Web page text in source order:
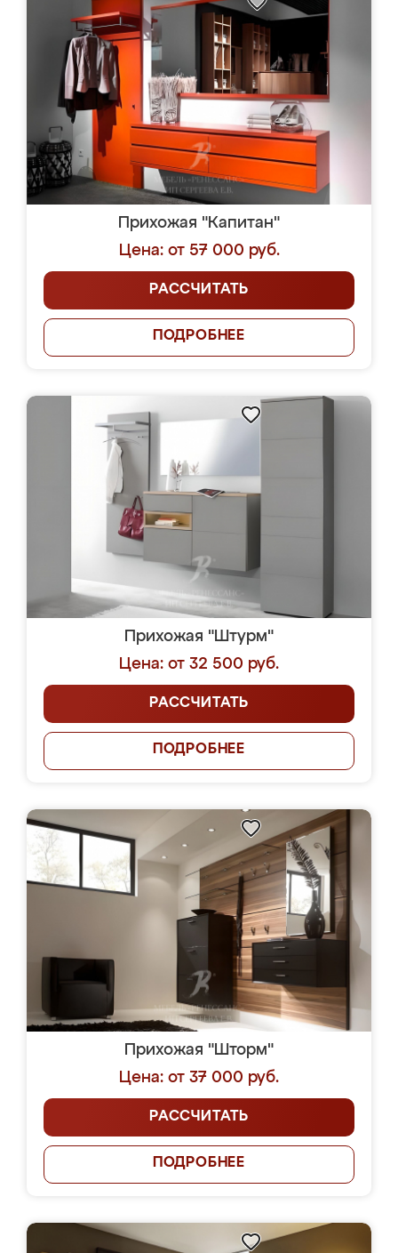
Прихожая "Капитан"
Цена: от 57 000 руб.
РАССЧИТАТЬ
ПОДРОБНЕЕ
Прихожая "Штурм"
Цена: от 32 500 руб.
РАССЧИТАТЬ
ПОДРОБНЕЕ
Прихожая "Шторм"
Цена: от 37 000 руб.
РАССЧИТАТЬ
ПОДРОБНЕЕ